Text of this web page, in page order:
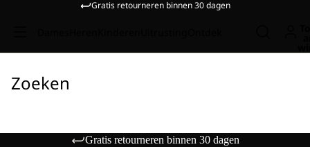
Gratis retourneren binnen 30 dagen
Zoeken
Gratis retourneren binnen 30 dagen